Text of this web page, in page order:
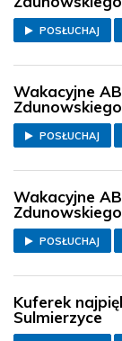
POSŁUCHAJ
Wakacyjne
POSŁUCHAJ
Wakacyjne
POSŁUCHAJ
Kuferek
Sulmierzyce